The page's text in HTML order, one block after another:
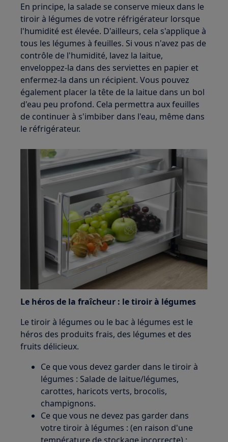
En principe, la salade se conserve mieux dans le
tiroir à légumes de votre réfrigérateur lorsque
l'humidité est élevée. D'ailleurs, cela s'applique à
tous les légumes à feuilles. Si vous n'avez pas de
contrôle de l'humidité, lavez la laitue,
enveloppez-la dans des serviettes en papier et
enfermez-la dans un récipient. Vous pouvez
également placer la tête de la laitue dans un bol
d'eau peu profond. Cela permettra aux feuilles
de continuer à s'imbiber dans l'eau, même dans
le réfrigérateur.
Le héros de la fraîcheur : le tiroir à légumes
Le tiroir à légumes ou le bac à légumes est le
héros des produits frais, des légumes et des
fruits délicieux.
Ce que vous devez garder dans le tiroir à
légumes : Salade de laitue/légumes,
carottes, haricots verts, brocolis,
champignons.
Ce que vous ne devez pas garder dans
votre tiroir à légumes : (en raison d'une